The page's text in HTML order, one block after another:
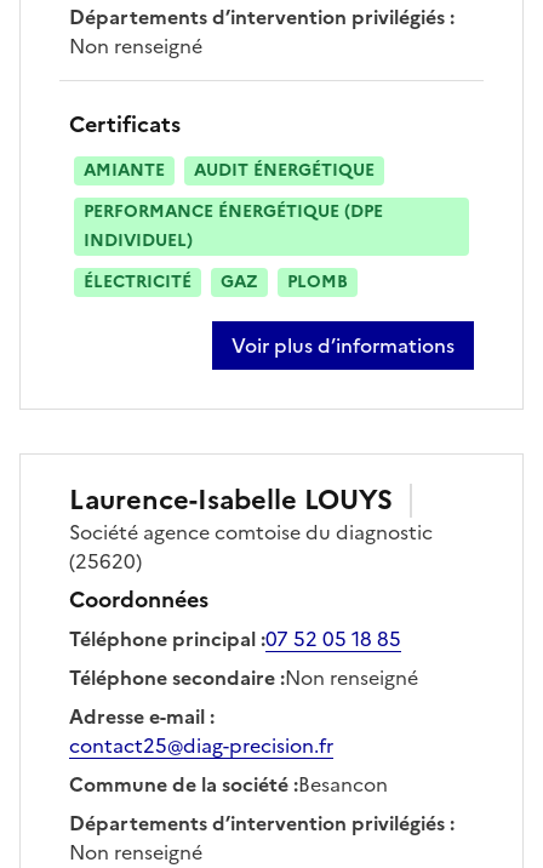
Départements d’intervention privilégiés:
Non renseigné
Certificats
AMIANTE
AUDIT ÉNERGÉTIQUE
PERFORMANCE ÉNERGÉTIQUE (DPE
INDIVIDUEL)
ÉLECTRICITÉ
GAZ PLOMB
Voir plus d’informations
sur philippe batlogg
Laurence-Isabelle LOUYS
Société agence comtoise du diagnostic
(25620)
Coordonnées
Téléphone principal:07 52 05 18 85
Téléphone secondaire:Non renseigné
Adresse e-mail:
contact25@diag-precision.fr
Commune de la société:Besancon
Départements d’intervention privilégiés:
Non renseigné